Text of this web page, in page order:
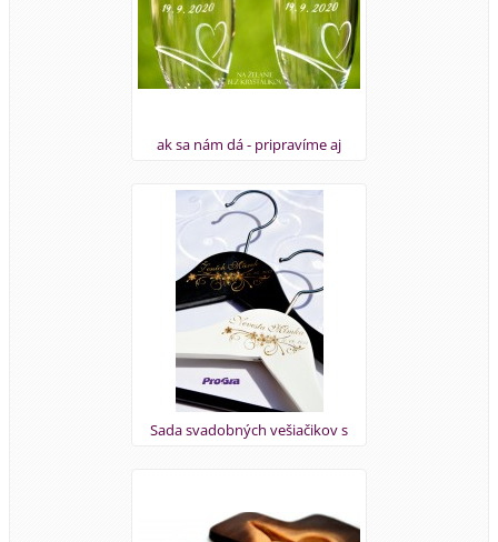
ak sa nám dá - pripravíme aj
napíšte nám svoju požiadavku na
prograsro@gmail.com :-)
Sada svadobných vešiačikov s